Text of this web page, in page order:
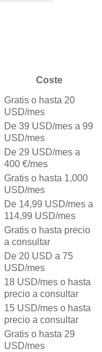
Coste
Gratis o hasta 20
USD/mes
De 39 USD/mes a 99
USD/mes
De 29 USD/mes a
400 €/mes
Gratis o hasta 1,000
USD/mes
De 14,99 USD/mes a
114,99 USD/mes
Gratis o hasta precio
a consultar
De 20 USD a 75
USD/mes
18 USD/mes o hasta
precio a consultar
15 USD/mes o hasta
precio a consultar
Gratis o hasta 29
USD/mes